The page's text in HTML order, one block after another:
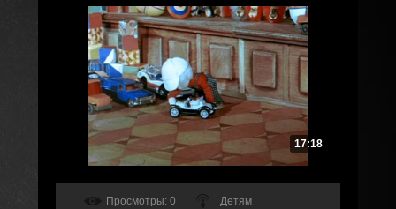
17:18
Просмотры: 0 Детям